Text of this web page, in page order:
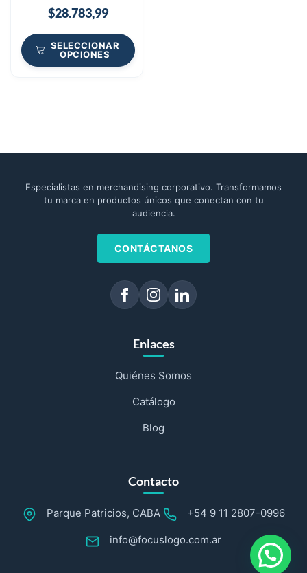
$28.783,99
SELECCIONAR
OPCIONES
Especialistas en merchandising corporativo. Transformamos
tu marca en productos únicos que conectan con tu
audiencia.
CONTÁCTANOS
Enlaces
Quiénes Somos
Catálogo
Blog
Contacto
Parque Patricios, CABA +54 9 11 2807-0996
info@focuslogo.com.ar